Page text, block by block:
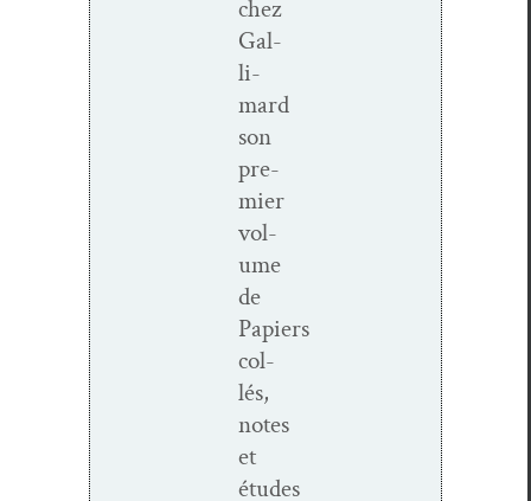
chez
Gal­
li­
mard
son
pre­
mier
vol­
ume
de
Papiers
col­
lés,
notes
et
études